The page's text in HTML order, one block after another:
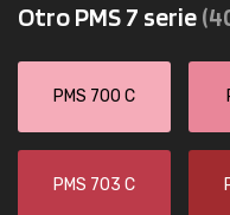
Otro PMS 7 serie
PMS 700 C
PMS 703 C